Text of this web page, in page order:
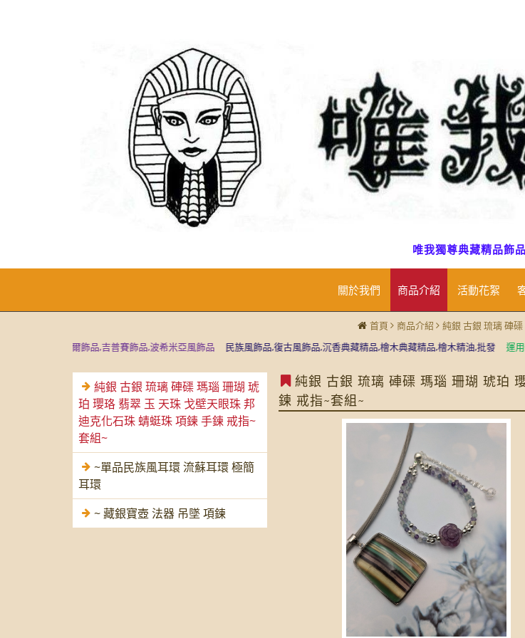
唯我獨尊典藏精品飾
關於我們 商品介紹 活動花絮
首頁 商品介紹
純銀 古銀 琉璃 硨
飾品,尼泊爾飾品,吉普賽飾品,波希米亞風飾品
民族風飾品,復古風飾品,沉香典藏精品,檜木典藏精品,檜木精油,批發 運用七寶
純銀 古銀 琉璃 硨磲 瑪瑙 珊瑚 琥
珀 瓔珞 翡翠 玉 天珠 戈壁天眼珠 邦
迪克化石珠 蜻蜓珠 項鍊 手鍊 戒指~
套組~
~單品民族風耳環 流蘇耳環 極簡
耳環
~ 藏銀寶壺 法器 吊墜 項鍊
純銀 古銀 琉璃 硨磲 瑪瑙 珊瑚 琥珀
鍊 戒指~套組~